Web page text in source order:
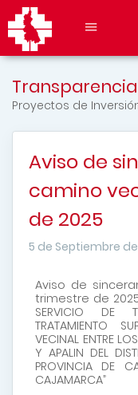
Transparencia
Proyectos de
Aviso de
camino
de 2025
5 de Septiembre
Aviso de
trimestre de 2025
SERVICIO DE
TRATAMIENTO
VECINAL ENTRE
Y APALIN DEL
PROVINCIA DE
CAJAMARCA”